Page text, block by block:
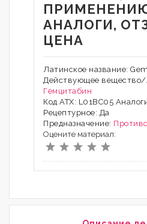
АНАЛОГИ,
ЦЕНА
Латинское название:
Действующее вещество/
Гемцитабин
Код АТХ: L01BC05
Рецептурное: Да
Предназначение:
Оцените материал: